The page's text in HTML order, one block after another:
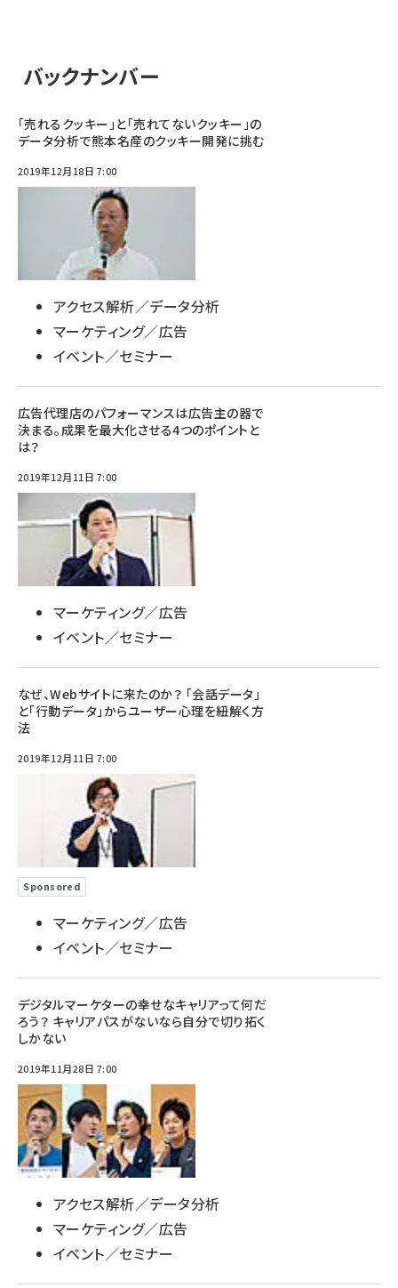
バックナンバー
「売れるクッキー」と「売れてないクッキー」の
データ分析で熊本名産のクッキー開発に挑む
2019年12月18日 7:00
アクセス解析／データ分析
マーケティング／広告
イベント／セミナー
広告代理店のパフォーマンスは広告主の器で
決まる。成果を最大化させる4つのポイントと
は？
2019年12月11日 7:00
マーケティング／広告
イベント／セミナー
なぜ、Webサイトに来たのか？ 「会話データ」
と「行動データ」からユーザー心理を紐解く方
法
2019年12月11日 7:00
Sponsored
マーケティング／広告
イベント／セミナー
デジタルマーケターの幸せなキャリアって何だ
ろう？ キャリアパスがないなら自分で切り拓く
しかない
2019年11月28日 7:00
アクセス解析／データ分析
マーケティング／広告
イベント／セミナー